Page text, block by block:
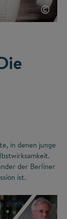
©
in denen junge
der Berliner
ist.